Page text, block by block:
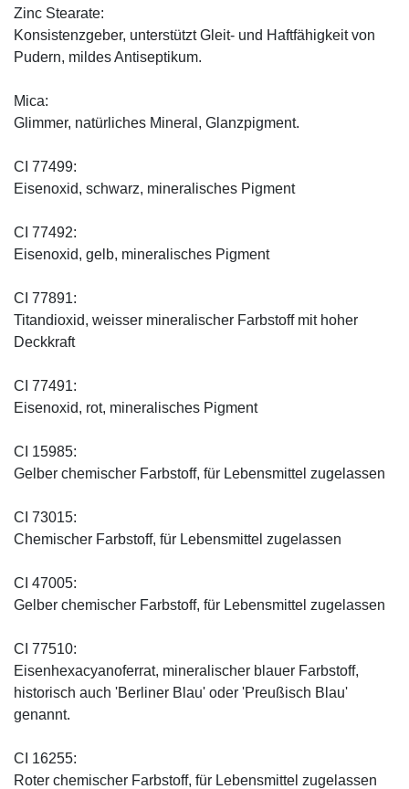
Zinc Stearate:
Konsistenzgeber, unterstützt Gleit- und Haftfähigkeit von
Pudern, mildes Antiseptikum.
Mica:
Glimmer, natürliches Mineral, Glanzpigment.
CI 77499:
Eisenoxid, schwarz, mineralisches Pigment
CI 77492:
Eisenoxid, gelb, mineralisches Pigment
CI 77891:
Titandioxid, weisser mineralischer Farbstoff mit hoher
Deckkraft
CI 77491:
Eisenoxid, rot, mineralisches Pigment
CI 15985:
Gelber chemischer Farbstoff, für Lebensmittel zugelassen
CI 73015:
Chemischer Farbstoff, für Lebensmittel zugelassen
CI 47005:
Gelber chemischer Farbstoff, für Lebensmittel zugelassen
CI 77510:
Eisenhexacyanoferrat, mineralischer blauer Farbstoff,
historisch auch 'Berliner Blau' oder 'Preußisch Blau'
genannt.
CI 16255:
Roter chemischer Farbstoff, für Lebensmittel zugelassen